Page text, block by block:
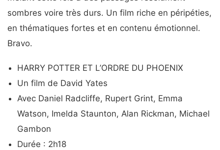
sombres voire très durs. Un film riche en péripéties,
en thématiques fortes et en contenu émotionnel.
Bravo.
HARRY POTTER ET L’ORDRE DU PHOENIX
Un film de David Yates
Avec Daniel Radcliffe, Rupert Grint, Emma
Watson, Imelda Staunton, Alan Rickman, Michael
Gambon
Durée : 2h18